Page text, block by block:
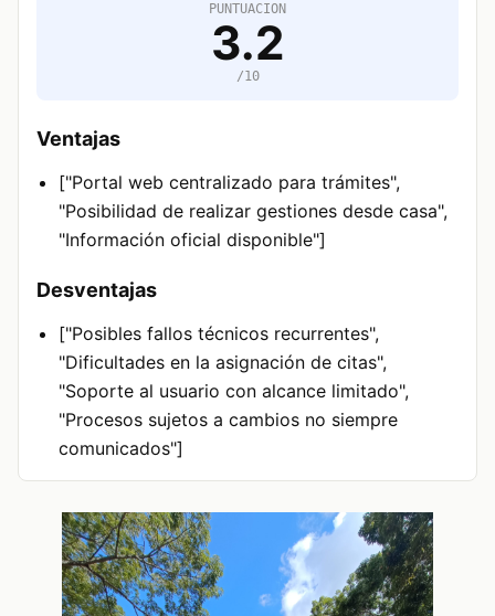
PUNTUACION
3.2
/10
Ventajas
["Portal web centralizado para trámites",
"Posibilidad de realizar gestiones desde casa",
"Información oficial disponible"]
Desventajas
["Posibles fallos técnicos recurrentes",
"Dificultades en la asignación de citas",
"Soporte al usuario con alcance limitado",
"Procesos sujetos a cambios no siempre
comunicados"]